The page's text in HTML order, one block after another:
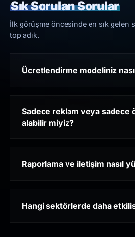
Sık Sorulan Sorular
İlk görüşme öncesinde en sık gelen
topladık.
Ücretlendirme modeliniz
Sadece reklam veya sadece
alabilir miyiz?
Raporlama ve iletişim nasıl
Hangi sektörlerde daha